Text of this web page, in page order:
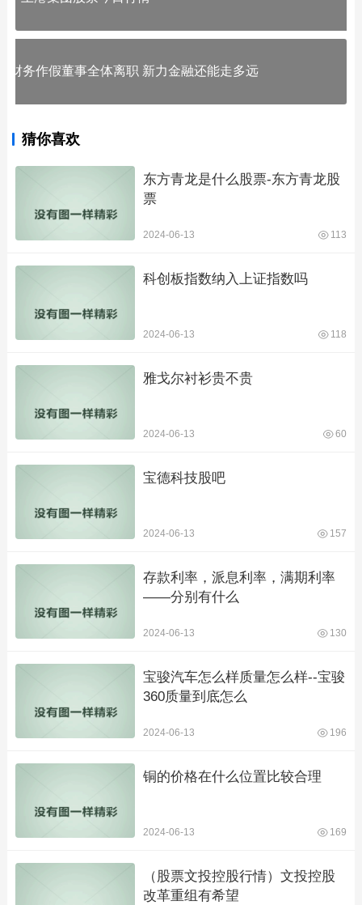
财务作假董事全体离职 新力金融还能走多远
猜你喜欢
东方青龙是什么股票-东方青龙股
票
2024-06-13 113
科创板指数纳入上证指数吗
2024-06-13 118
雅戈尔衬衫贵不贵
2024-06-13 60
宝德科技股吧
2024-06-13 157
存款利率，派息利率，满期利率
——分别有什么
2024-06-13 130
宝骏汽车怎么样质量怎么样--宝骏
360质量到底怎么
2024-06-13 196
铜的价格在什么位置比较合理
2024-06-13 169
（股票文投控股行情）文投控股
改革重组有希望